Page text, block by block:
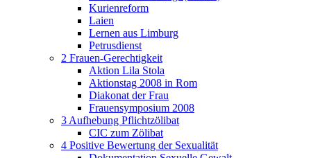
Kurienreform
Laien
Lernen aus Limburg
Petrusdienst
2 Frauen-Gerechtigkeit
Aktion Lila Stola
Aktionstag 2008 in Rom
Diakonat der Frau
Frauensymposium 2008
3 Aufhebung Pflichtzölibat
CIC zum Zölibat
4 Positive Bewertung der Sexualität